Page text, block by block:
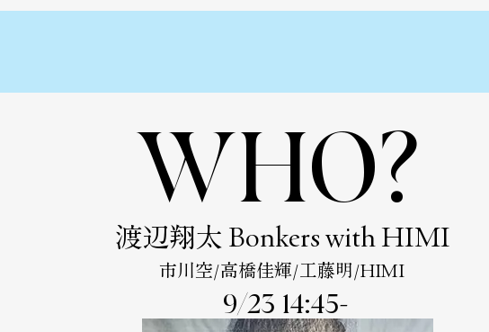
WHO?
​渡辺翔太 Bonkers with HIMI
9/23 14:45-
​市川空/高橋佳輝/工藤明/HIMI